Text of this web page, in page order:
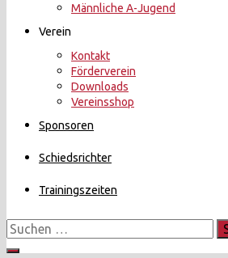
Männliche A-Jugend
Verein
Kontakt
Förderverein
Downloads
Vereinsshop
Sponsoren
Schiedsrichter
Trainingszeiten
Suchen
nach: